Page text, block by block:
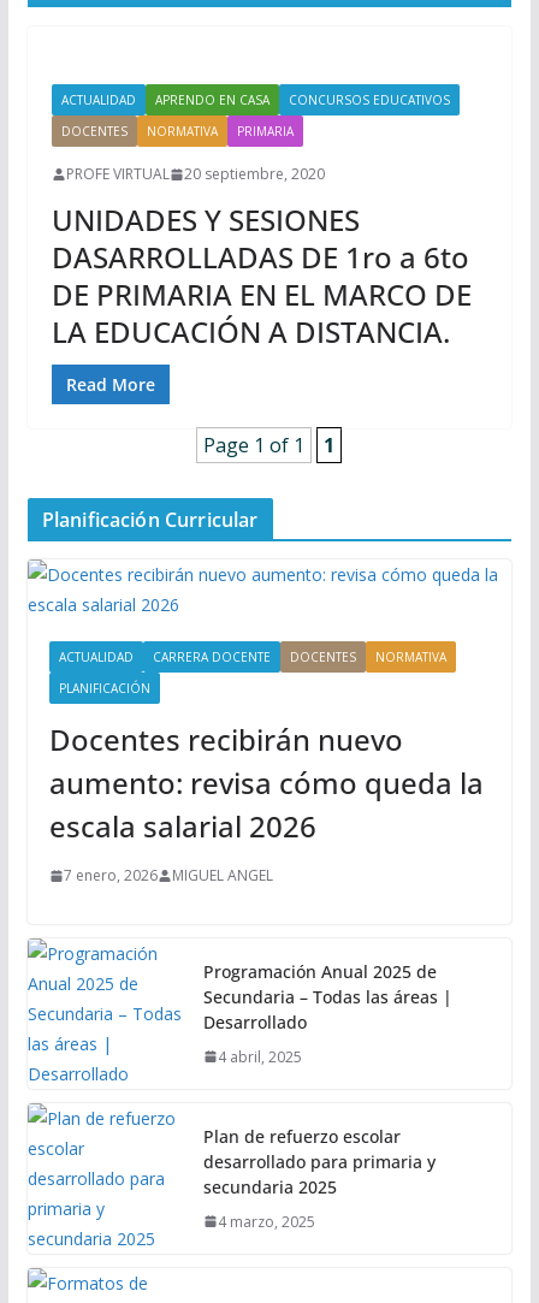
ACTUALIDAD APRENDO EN CASA
CONCURSOS EDUCATIVOS
DOCENTES
NORMATIVA PRIMARIA
PROFE VIRTUAL 20 septiembre, 2020
UNIDADES Y SESIONES
DASARROLLADAS DE 1ro a 6to
DE PRIMARIA EN EL MARCO DE
LA EDUCACIÓN A DISTANCIA.
Read More
Page 1 of 1 1
Planificación Curricular
ACTUALIDAD CARRERA DOCENTE DOCENTES
NORMATIVA
PLANIFICACIÓN
Docentes recibirán nuevo
aumento: revisa cómo queda la
escala salarial 2026
7 enero, 2026 MIGUEL ANGEL
Programación Anual 2025 de
Secundaria – Todas las áreas |
Desarrollado
4 abril, 2025
Plan de refuerzo escolar
desarrollado para primaria y
secundaria 2025
4 marzo, 2025